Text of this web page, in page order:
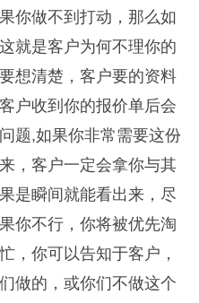
你做不到打动，那么如
就是客户为何不理你的
想清楚，客户要的资料
户收到你的报价单后会
题,如果你非常需要这份
，客户一定会拿你与其
是瞬间就能看出来，尽
你不行，你将被优先淘
，你可以告知于客户，
做的，或你们不做这个